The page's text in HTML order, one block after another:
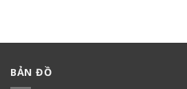
BẢN ĐỒ